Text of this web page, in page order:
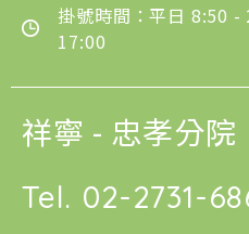
掛號時間：平日 8:50
17:00
祥寧 - 忠孝分院
Tel. 02-2731-